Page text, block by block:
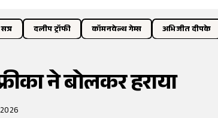
दलीप ट्रॉफी कॉमनवेल्थ गेम्स अभिजीत दीपके
ने बोलकर हराया